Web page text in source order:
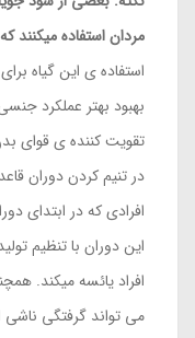
مردان استفاده
استفاده ی این گیاه
بهبود بهتر عملکرد
تقویت کننده ی قوای
در تنیم کردن دوران
افرادی که در ابتدای
این دوران با تنظیم
افراد یائسه میکند.
می تواند گرفتگی